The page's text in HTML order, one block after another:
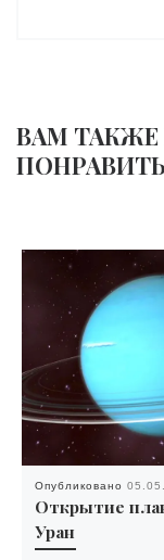
ВАМ
Опубликовано
Открытие
Уран